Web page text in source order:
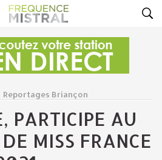
Reportages Briançon
PARTICIPE AU
MISS FRANCE